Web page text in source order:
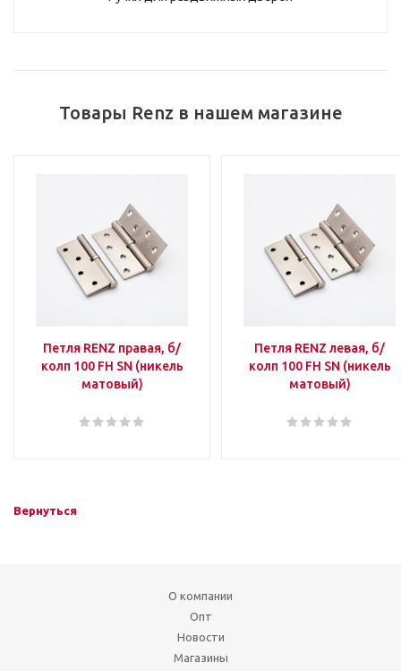
Товары Renz в нашем магазине
Петля RENZ правая, б/
колп 100 FH SN (никель
матовый)
Петля RENZ левая, б/
колп 100 FH SN (никель
матовый)
Вернуться
О компании
Опт
Новости
Магазины